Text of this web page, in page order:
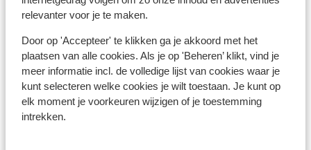
relevanter voor je te maken.
Door op 'Accepteer' te klikken ga je akkoord met het
plaatsen van alle cookies. Als je op 'Beheren’ klikt, vind je
meer informatie incl. de volledige lijst van cookies waar je
kunt selecteren welke cookies je wilt toestaan. Je kunt op
elk moment je voorkeuren wijzigen of je toestemming
intrekken.
Heb je niet de Nederlandse nationaliteit, dan is het
belangrijk om na te vragen of er andere regels van
toepassing zijn. Dit vraag je na bij de ambassade van
het land waar je heen wilt en de landen waar je doorheen
reist.
Het reizen met de juiste documenten is jouw eigen